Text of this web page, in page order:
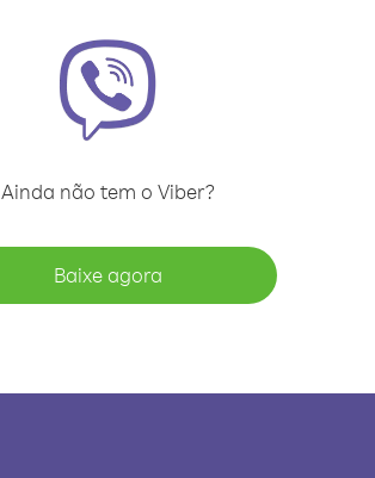
Ainda não tem o Viber?
Baixe agora